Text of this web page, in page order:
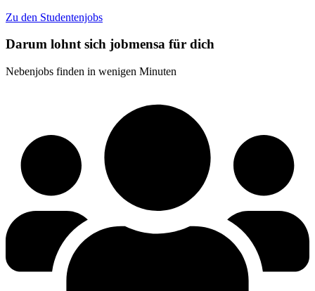
Zu den Studentenjobs
Darum lohnt sich jobmensa für dich
Nebenjobs finden in wenigen Minuten